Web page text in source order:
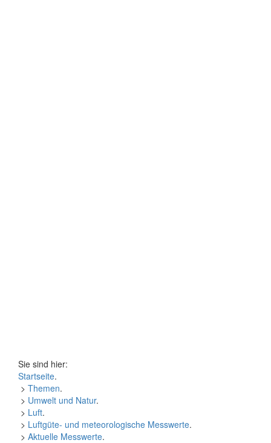
Sie sind hier:
Startseite.
> Themen.
> Umwelt und Natur.
> Luft.
> Luftgüte- und meteorologische Messwerte.
> Aktuelle Messwerte.